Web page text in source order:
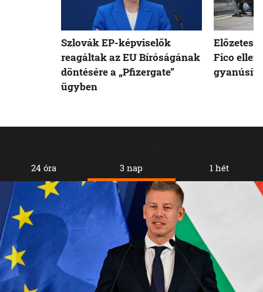
24 óra 3 nap 1 hét
Szlovák EP-képviselők
reagáltak az EU Bíróságának
döntésére a „Pfizergate”
ügyben
Fico